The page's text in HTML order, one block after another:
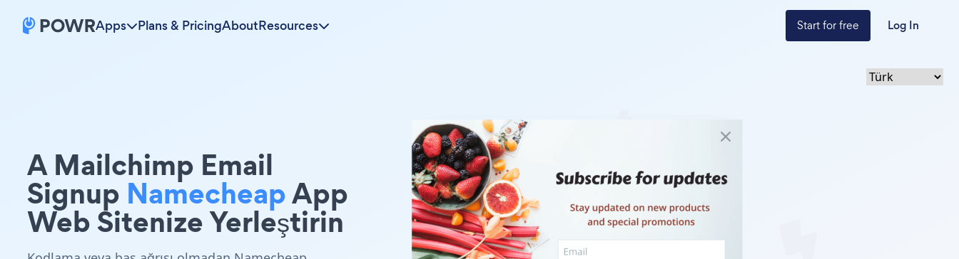
Apps Plans & PricingAboutResources Start for free Log In
A Mailchimp Email
Signup NamecheapApp
Web Sitenize Yerleştirin